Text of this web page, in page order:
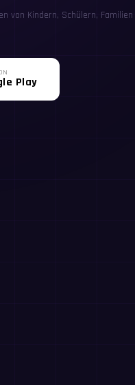
von Kindern, Schülern, Familien
Play